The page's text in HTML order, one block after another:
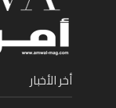
أخر الأخبار